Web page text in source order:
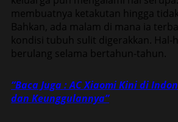
membuatnya ketakutan hingga
Bahkan, ada malam di mana ia
kondisi tubuh sulit digerakkan. Hal-
berulang selama bertahun-tahun.
“Baca Juga : AC Xiaomi Kini di
dan Keunggulannya”